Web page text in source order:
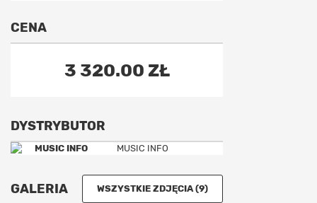
CENA
3 320.00 ZŁ
DYSTRYBUTOR
MUSIC INFO
GALERIA WSZYSTKIE ZDJĘCIA (9)